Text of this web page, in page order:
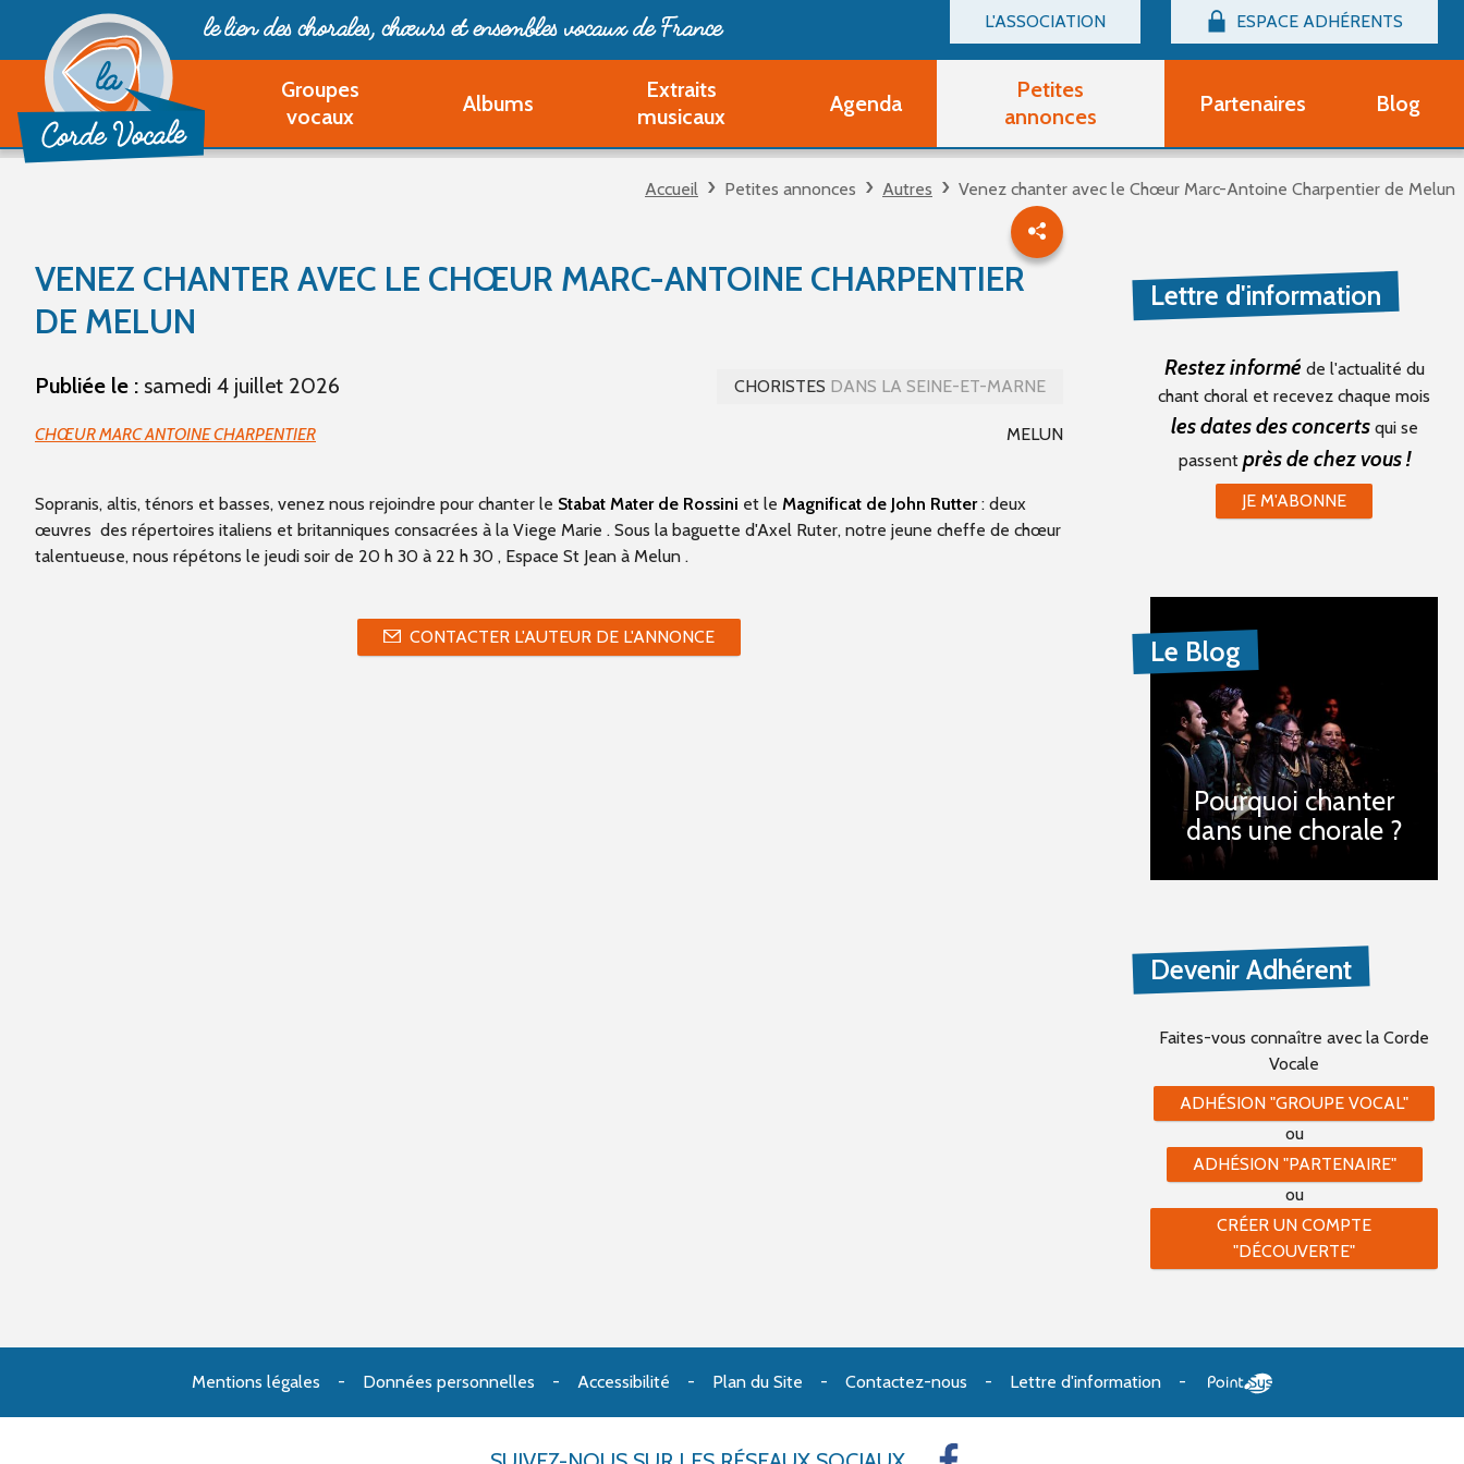
L'ASSOCIATION
Billetterie
Devenir adhérent Groupe Vocal
Devenir adhérent Partenaire
Ouvrir un compte Découverte
Questions fréquentes
ESPACE ADHÉRENTS
Connexion
le lien des chorales, chœurset ensembles vocaux de France
Groupes
vocaux
Albums
Extraits
musicaux
Agenda
Petites
annonces
Partitions d'occasion
Autres
Partenaires Blog
Accueil Petites annonces Autres Venez chanter avec le Chœur Marc-Antoine Charpentier de Melun
VENEZ CHANTER AVEC LE CHŒUR MARC-ANTOINE CHARPENTIER
DE MELUN
Publiée le : samedi 4 juillet 2026 CHORISTES DANS LA SEINE-ET-MARNE
MELUN
CHŒUR MARC ANTOINE CHARPENTIER
Sopranis, altis, ténors et basses, venez nous rejoindre pour chanter le Stabat Mater de Rossini et le Magnificat de John Rutter: deux
œuvres des répertoires italiens et britanniques consacrées à la Viege Marie . Sous la baguette d'Axel Ruter, notre jeune cheffe de chœur
talentueuse, nous répétons le jeudi soir de 20 h 30 à 22 h 30 , Espace St Jean à Melun .
CONTACTER L'AUTEUR DE L'ANNONCE
Lettre d'information
Restez informé de l'actualité du
chant choral et recevez chaque mois
les dates des concertsqui se
passent près de chez vous !
JE M'ABONNE
Le Blog
Pourquoi chanter
dans une chorale ?
Devenir Adhérent
Faites-vous connaître avec la Corde
Vocale
ADHÉSION "GROUPE VOCAL"
ou
ADHÉSION "PARTENAIRE"
ou
CRÉER UN COMPTE
"DÉCOUVERTE"
Mentions légales Données personnelles Accessibilité Plan du Site Contactez-nous Lettre d'information